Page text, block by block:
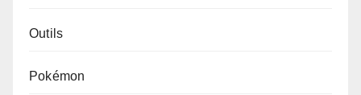
Outils
Pokémon